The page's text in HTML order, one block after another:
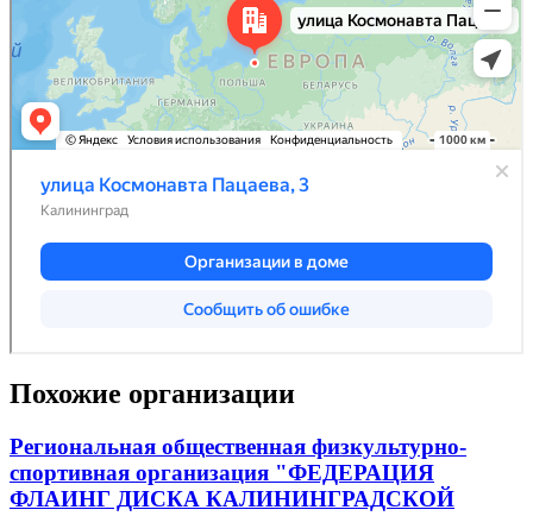
Похожие организации
Региональная общественная физкультурно-
спортивная организация "ФЕДЕРАЦИЯ
ФЛАИНГ ДИСКА КАЛИНИНГРАДСКОЙ